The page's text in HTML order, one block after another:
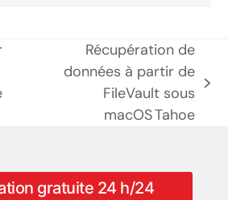
Récupération de
données à partir de
FileVault sous
macOS Tahoe
gratuite 24 h/24